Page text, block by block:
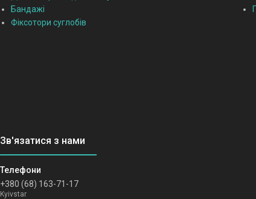
Бандажі
Фіксотори суглобів
+380 (68) 163-71-17
Kyivstar